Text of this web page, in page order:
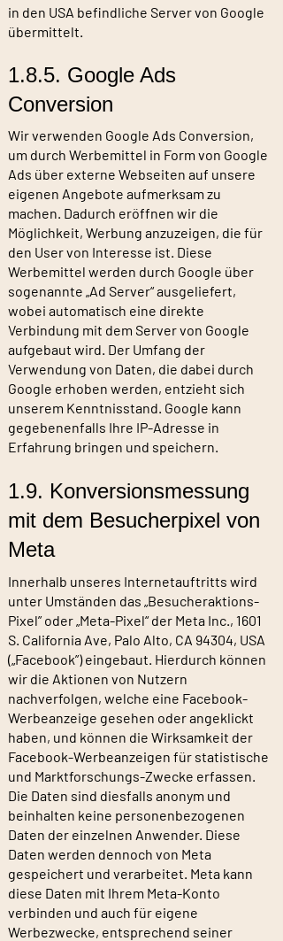
in den USA befindliche Server von Google
übermittelt.
1.8.5. Google Ads
Conversion
Wir verwenden Google Ads Conversion,
um durch Werbemittel in Form von Google
Ads über externe Webseiten auf unsere
eigenen Angebote aufmerksam zu
machen. Dadurch eröffnen wir die
Möglichkeit, Werbung anzuzeigen, die für
den User von Interesse ist. Diese
Werbemittel werden durch Google über
sogenannte „Ad Server“ ausgeliefert,
wobei automatisch eine direkte
Verbindung mit dem Server von Google
aufgebaut wird. Der Umfang der
Verwendung von Daten, die dabei durch
Google erhoben werden, entzieht sich
unserem Kenntnisstand. Google kann
gegebenenfalls Ihre IP-Adresse in
Erfahrung bringen und speichern.
1.9. Konversionsmessung
mit dem Besucherpixel von
Meta
Innerhalb unseres Internetauftritts wird
unter Umständen das „Besucheraktions-
Pixel” oder „Meta-Pixel“ der Meta Inc., 1601
S. California Ave, Palo Alto, CA 94304, USA
(„Facebook”) eingebaut. Hierdurch können
wir die Aktionen von Nutzern
nachverfolgen, welche eine Facebook-
Werbeanzeige gesehen oder angeklickt
haben, und können die Wirksamkeit der
Facebook-Werbeanzeigen für statistische
und Marktforschungs-Zwecke erfassen.
Die Daten sind diesfalls anonym und
beinhalten keine personenbezogenen
Daten der einzelnen Anwender. Diese
Daten werden dennoch von Meta
gespeichert und verarbeitet. Meta kann
diese Daten mit Ihrem Meta-Konto
verbinden und auch für eigene
Werbezwecke, entsprechend seiner